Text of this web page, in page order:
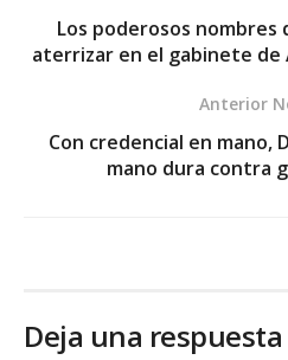
Los poderosos nombres
aterrizar en el gabinete de
Anterior
Con credencial en mano,
mano dura contra
Deja una respuesta